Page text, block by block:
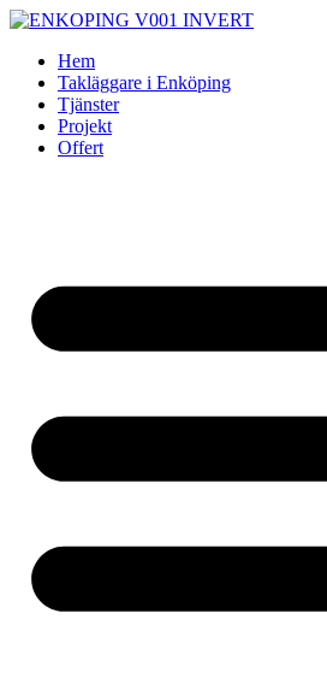
Skip
contentHem
Takläggare i Enköping
Tjänster
Projekt
Offert